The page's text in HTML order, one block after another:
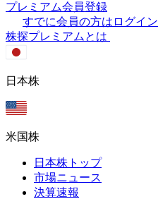
プレミアム会員登録
すでに会員の方はログイン
株探プレミアムとは
日本株
米国株
日本株トップ
市場ニュース
決算速報